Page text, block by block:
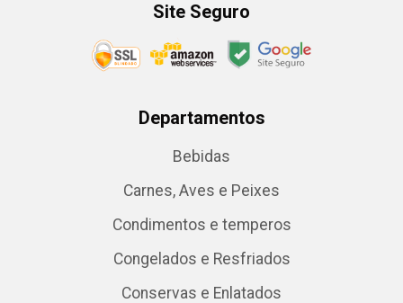
Site Seguro
Departamentos
Bebidas
Carnes, Aves e Peixes
Condimentos e temperos
Congelados e Resfriados
Conservas e Enlatados